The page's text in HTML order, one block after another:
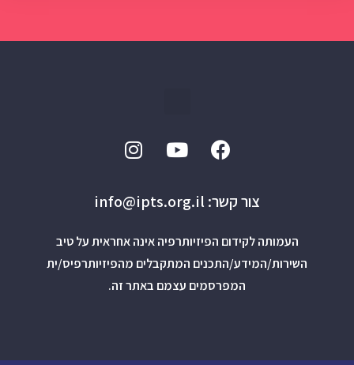
צור קשר: info@ipts.org.il
העמותה לקידום הפיזיותרפיה אינה אחראית על טיב
השירות/המידע/התכנים המתקבלים מהפיזיותרפיס/ית
המפרסמים עצמם באתר זה.